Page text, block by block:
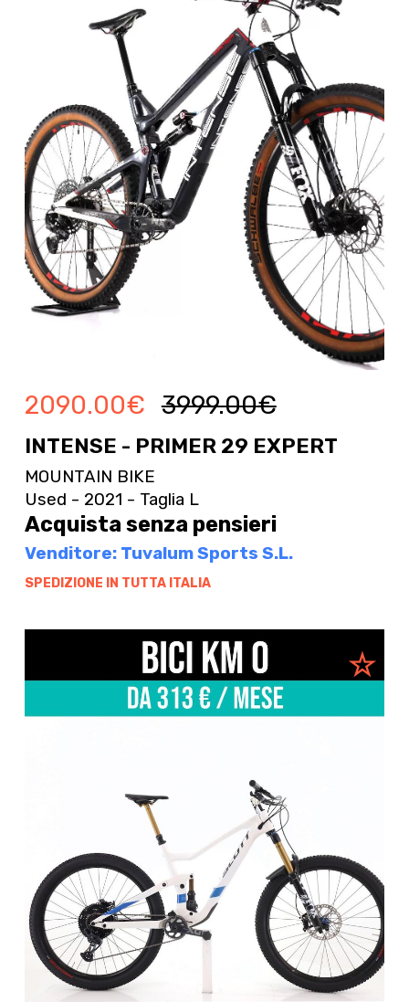
2090.00€ 3999.00€
INTENSE - PRIMER 29 EXPERT
MOUNTAIN BIKE
Used - 2021 - Taglia L
Acquista senza pensieri
Venditore: Tuvalum Sports S.L.
SPEDIZIONE IN TUTTA ITALIA